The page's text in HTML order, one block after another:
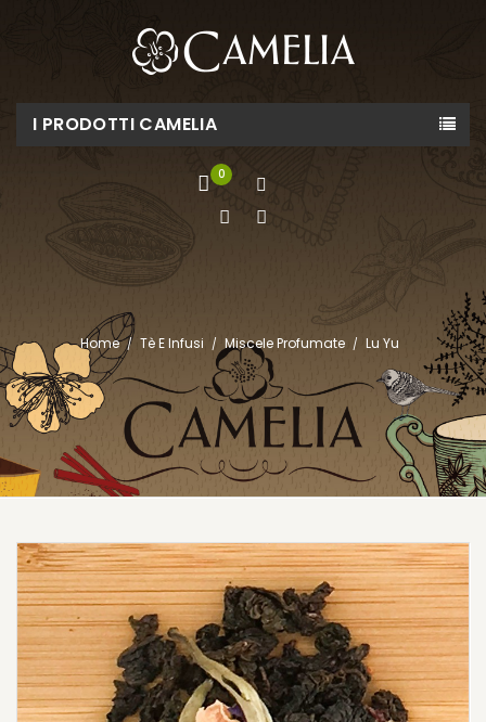
I PRODOTTI CAMELIA
0
Home Tè E Infusi Miscele Profumate Lu Yu
Prezzo scontato